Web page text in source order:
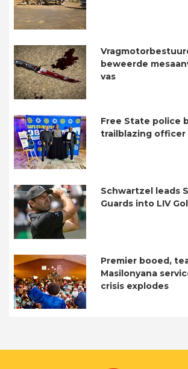
beweerde
vas
Free State police
trailblazing officer
Schwartzel leads
Guards into LIV
Premier booed,
Masilonyana
crisis explodes